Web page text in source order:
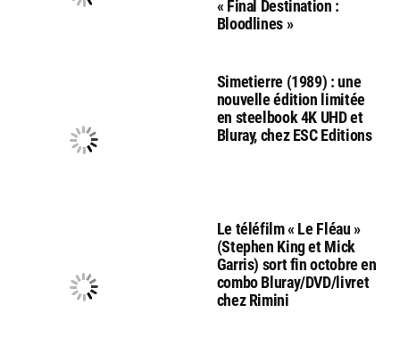
« Final Destination :
Bloodlines »
Simetierre (1989) : une
nouvelle édition limitée
en steelbook 4K UHD et
Bluray, chez ESC Editions
Le téléfilm « Le Fléau »
(Stephen King et Mick
Garris) sort fin octobre en
combo Bluray/DVD/livret
chez Rimini